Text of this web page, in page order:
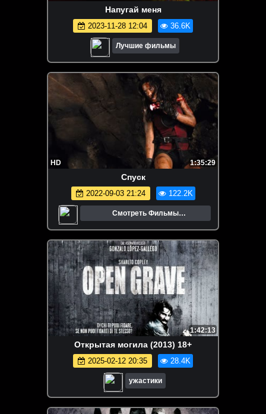
Напугай меня
2023-11-28 12:04 36.6K
Лучшие фильмы
HD 1:35:29
Спуск
2022-09-03 21:24 122.2K
Смотреть Фильмы
1:42:13
Открытая могила (2013) 18+
2025-02-12 20:35 28.4K
ужастики